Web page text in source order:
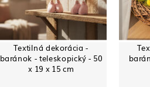
Textilná dekorácia -
baránok - teleskopický - 50
x 19 x 15 cm